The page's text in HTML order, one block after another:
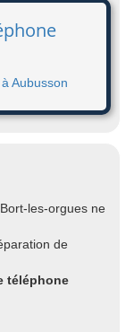
Aubusson
les-orgues ne
de
téléphone